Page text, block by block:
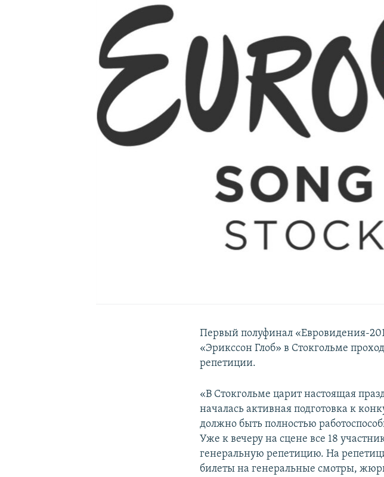
УКРАИНСКАЯ ПРОБЛЕМА КРЫМА
Первый полуфинал «Евровидения-
«Эрикссон Глоб» в Стокгольме
репетиции.
«В Стокгольме царит настоящая
началась активная подготовка к
должно быть полностью
Уже к вечеру на сцене все 18
генеральную репетицию. На
билеты на генеральные смотры,